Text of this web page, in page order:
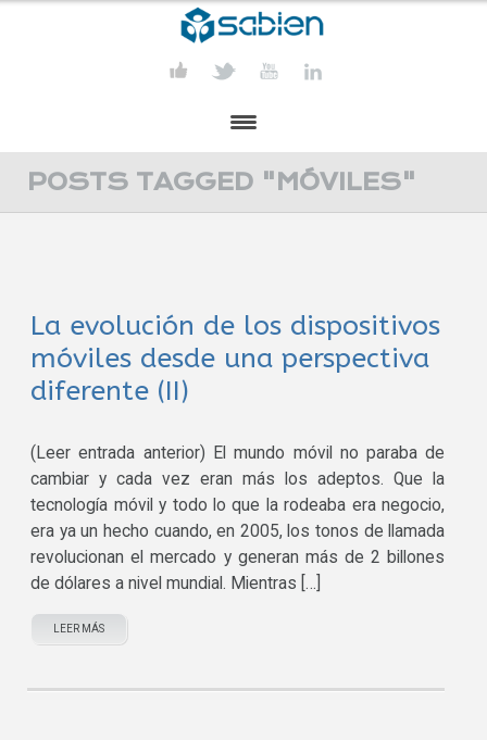
PRESENTACIÓN
ACTIVIDADES
COMUNICACIÓN
POSTS TAGGED "MÓVILES"
La evolución de los dispositivos
móviles desde una perspectiva
diferente (II)
(Leer entrada anterior) El mundo móvil no paraba de
cambiar y cada vez eran más los adeptos. Que la
tecnología móvil y todo lo que la rodeaba era negocio,
era ya un hecho cuando, en 2005, los tonos de llamada
revolucionan el mercado y generan más de 2 billones
de dólares a nivel mundial. Mientras […]
LEER MÁS